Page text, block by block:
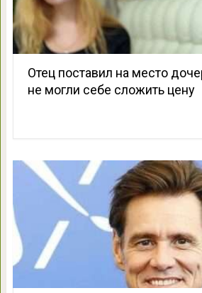
Отец поставил на место
не могли себе сложить цену